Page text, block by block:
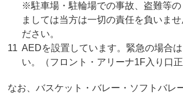
※駐車場・駐輪場での事故、盗難等の
ましては当方は一切の責任を負いませ
ださい。
AEDを設置しています。緊急の場合
い。（フロント・アリーナ1F入り口正
なお、バスケット・バレー・ソフトバレ